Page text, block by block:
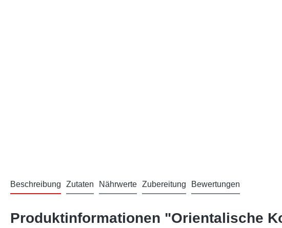
Beschreibung Zutaten Nährwerte Zubereitung Bewertungen
Produktinformationen "Orientalische